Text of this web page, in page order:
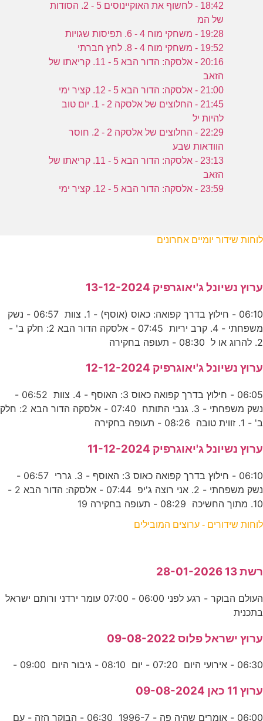
18:42 - לחשוף את האוקיינוסים 5 - 2. הסודות
של המ
19:28 - משחקי מוח 4 - 6. תפיסות שגויות
19:52 - משחקי מוח 4 - 8. לחץ חברתי
20:16 - אלסקה: הדור הבא 5 - 11. קריאתו של
הזאב
21:00 - אלסקה: הדור הבא 5 - 12. קציר ימי
21:45 - החלוצים של אלסקה 2 - 1. יום טוב
להיות יל
22:29 - החלוצים של אלסקה 2 - 2. חוסר
הוודאות שבע
23:13 - אלסקה: הדור הבא 5 - 11. קריאתו של
הזאב
23:59 - אלסקה: הדור הבא 5 - 12. קציר ימי
לוחות שידור יומיים אחרונים
ערוץ נשיונל ג'יאוגרפיק 13-12-2024
06:10 - חילוץ בדרך קפואה: כאוס (אוסף) - 1. צוות 06:57 - נשק
משפחתי - 4. קרב יריות 07:45 - אלסקה הדור הבא 2: חלק ב' -
2. להרוג או ל 08:30 - תעופה בחקירה
ערוץ נשיונל ג'יאוגרפיק 12-12-2024
06:05 - חילוץ בדרך קפואה כאוס 3: האוסף - 4. צוות 06:52 -
נשק משפחתי - 3. גנבי התותח 07:40 - אלסקה הדור הבא 2: חלק
ב' - 1. זווית טובה 08:26 - תעופה בחקירה
ערוץ נשיונל ג'יאוגרפיק 11-12-2024
06:10 - חילוץ בדרך קפואה כאוס 3: האוסף - 3. גררי 06:57 -
נשק משפחתי - 2. אני רוצה ג'יפ 07:44 - אלסקה: הדור הבא 2 -
10. מתוך החשיכה 08:29 - תעופה בחקירה 19
לוחות שידורים - ערוצים המובילים
רשת 13 28-01-2026
העולם הבוקר - רגע לפני 06:00 - 07:00 עומר ירדני ורותם ישראל
בתכנית
ערוץ ישראל פלוס 09-08-2022
06:30 - אירועי היום 07:20 - יום 08:10 - גיבור היום 09:00 -
ערוץ 11 כאן 09-08-2024
06:00 - אומרים שהיה פה - 1996-7 06:30 - הבוקר הזה - עם